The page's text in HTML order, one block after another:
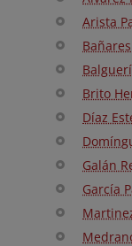
Arista
Brito
Díaz
Galán
García